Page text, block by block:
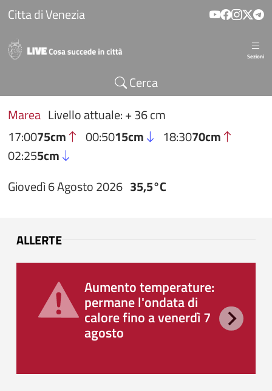
Salta al contenuto principale
Citta di Venezia
Sezioni
Cerca
Marea Livello attuale: + 36 cm
17:0075cm 00:5015cm 18:3070cm
02:255cm
Giovedì 6 Agosto 2026 35,5°C
ALLERTE
Aumento temperature:
permane l'ondata di
calore fino a venerdì 7
agosto